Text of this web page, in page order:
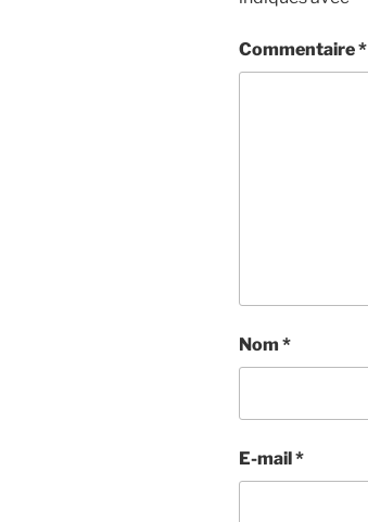
Commentaire*
Nom *
E-mail*